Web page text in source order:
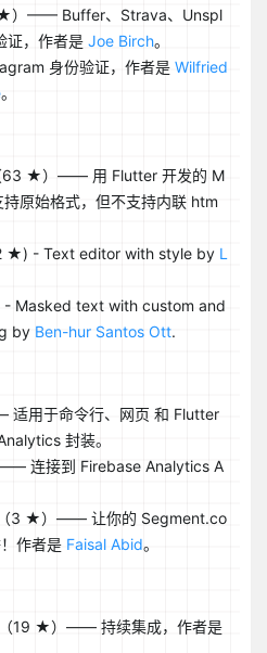
★）—— Buffer、Strava、Unspl
证，作者是 Joe Birch。
身份验证，作者是 Wilfried
。
63 ★）—— 用 Flutter 开发的 M
原始格式，但不支持内联 htm
★) - Text editor with style by L
Masked text with custom and
by Ben-hur Santos Ott.
用于命令行、网页 和 Flutter
封装。
连接到 Firebase Analytics A
（3 ★）—— 让你的 Segment.co
作者是 Faisal Abid。
（19 ★）—— 持续集成，作者是